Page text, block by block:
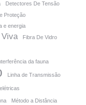
Detectores De Tensão
Proteção
e energia
Fibra De Vidro
da fauna
Linha de Transmissão
Método a Distância